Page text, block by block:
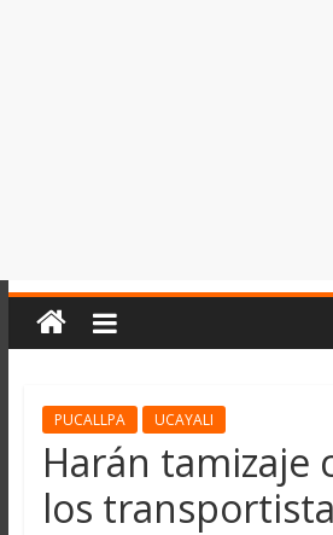
PUCALLPA UCAYALI
Harán tamizaje
los